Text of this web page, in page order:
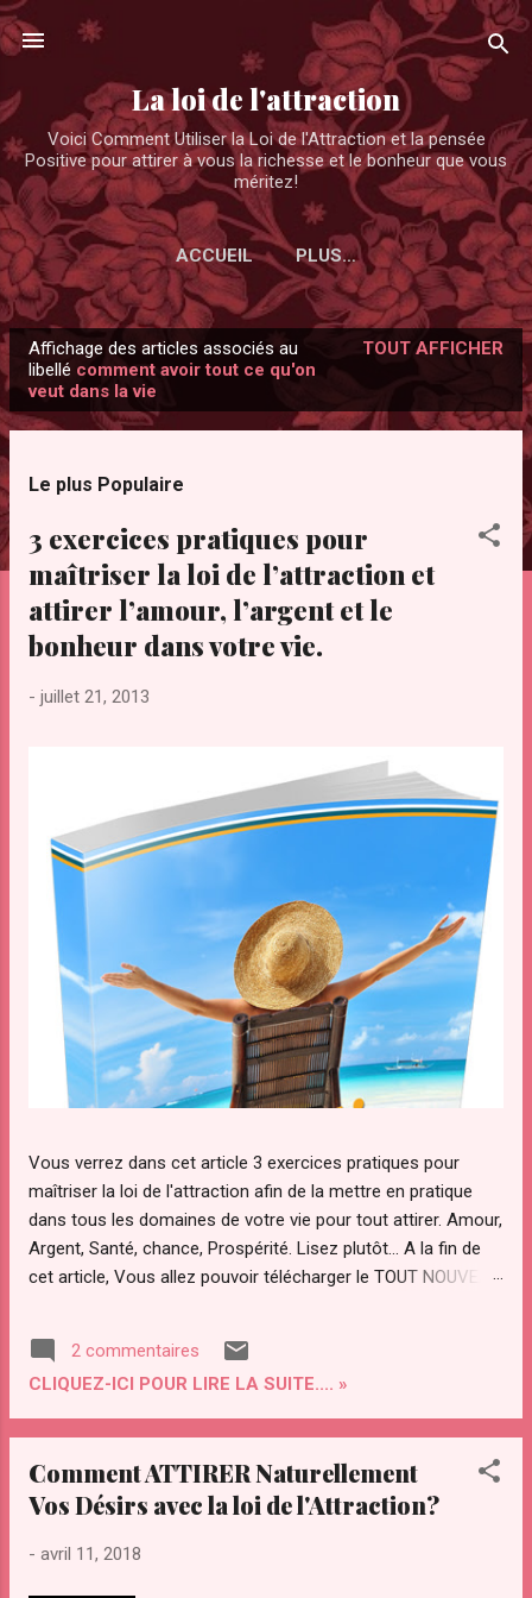
Accéder au contenu principal
La loi de l'attraction
Voici Comment Utiliser la Loi de l'Attraction et la pensée
Positive pour attirer à vous la richesse et le bonheur que vous
méritez!
ACCUEIL PLUS…
t
Affichage des articles associés au
libellé comment avoir tout ce qu'on
veut dans la vie
TOUT AFFICHER
Le plus Populaire
3 exercices pratiques pour
maîtriser la loi de l’attraction et
attirer l’amour, l’argent et le
bonheur dans votre vie.
- juillet 21, 2013
Vous verrez dans cet article 3 exercices pratiques pour
maîtriser la loi de l'attraction afin de la mettre en pratique
dans tous les domaines de votre vie pour tout attirer. Amour,
Argent, Santé, chance, Prospérité. Lisez plutôt... A la fin de
cet article, Vous allez pouvoir télécharger le TOUT NOUVEAU
pouvoir d'attraction afin d'attirer Instantanément TOUT ce
que Vous diésiez dans votre vie. Qu’est ce que "le secret"
de la loi de l’attraction et pourquoi ce regain d’intérêt pour
cette loi ? La loi de l’attraction a de plus en plus d’adeptes.
transmis par les sages à travers les âges. Le secret a été
convoité depuis la nuit des temps par des personnes
l’univers. On l’a ardemment convoité, volé même. Il a été
compris par certains savants dont Gali...
2 commentaires
CLIQUEZ-ICI POUR LIRE LA SUITE.... »
Comment ATTIRER Naturellement
Vos Désirs avec la loi de l'Attraction?
- avril 11, 2018